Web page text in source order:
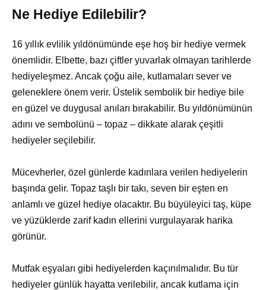
Ne Hediye Edilebilir?
16 yıllık evlilik yıldönümünde eşe hoş bir hediye vermek
önemlidir. Elbette, bazı çiftler yuvarlak olmayan tarihlerde
hediyeleşmez. Ancak çoğu aile, kutlamaları sever ve
geleneklere önem verir. Üstelik sembolik bir hediye bile
en güzel ve duygusal anıları bırakabilir. Bu yıldönümünün
adını ve sembolünü – topaz – dikkate alarak çeşitli
hediyeler seçilebilir.
Mücevherler, özel günlerde kadınlara verilen hediyelerin
başında gelir. Topaz taşlı bir takı, seven bir eşten en
anlamlı ve güzel hediye olacaktır. Bu büyüleyici taş, küpe
ve yüzüklerde zarif kadın ellerini vurgulayarak harika
görünür.
Mutfak eşyaları gibi hediyelerden kaçınılmalıdır. Bu tür
hediyeler günlük hayatta verilebilir, ancak kutlama için